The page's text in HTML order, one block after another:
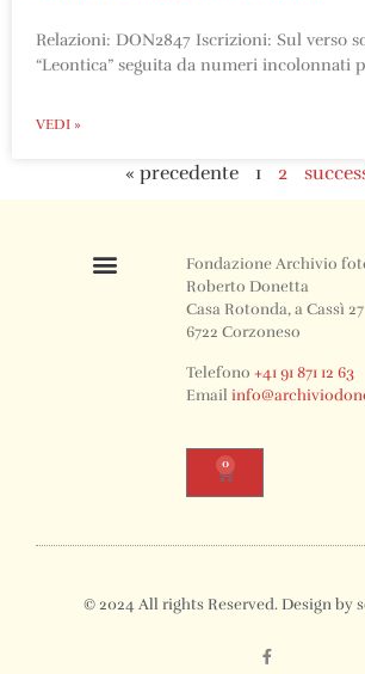
Relazioni: DON2847 Iscrizioni: Sul verso
“Leontica” seguita da numeri incolonnati
VEDI »
« precedente 1 2
Fondazione Archivio
Roberto Donetta
Casa Rotonda, a Cassì 27
6722 Corzoneso
Telefono+41 91 871 12 63
Email
0
© 2024 All rights Reserved. Design by